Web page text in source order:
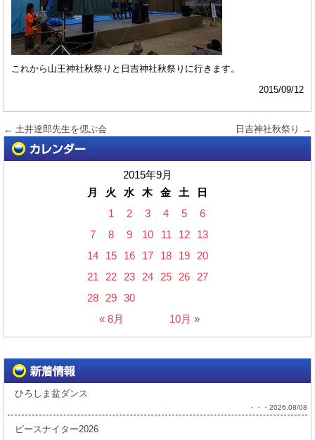
これから山王神社秋祭りと日吉神社秋祭りに行きます。
2015/09/12
← 土井達郎先生を偲ぶ会 日吉神社秋祭り →
2015年9月
月
火 水 木 金 土 日
« 8月 10月 »
1 2 3 4 5
6
7
8 9 10 11 12
13
14
15 16 17 18 19
20
21
22 23 24 25 26
27
28
29 30
ひろしま盆ダンス
・・・2026.08/08
ピースナイター2026